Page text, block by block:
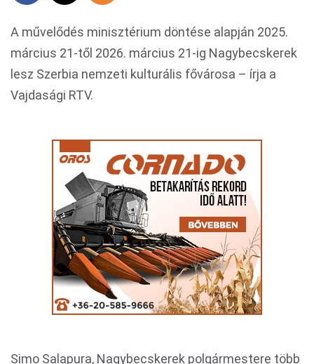
A művelődés minisztérium döntése alapján 2025.
március 21-től 2026. március 21-ig Nagybecskerek
lesz Szerbia nemzeti kulturális fővárosa – írja a
Vajdasági RTV.
Simo Salapura, Nagybecskerek polgármestere több